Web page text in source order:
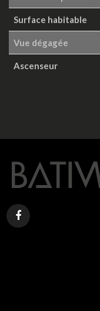
Surface habitable
Vue dégagée
Ascenseur